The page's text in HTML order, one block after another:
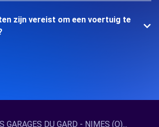
zijn vereist om een voertuig te
GARAGES DU GARD - NIMES (O)...